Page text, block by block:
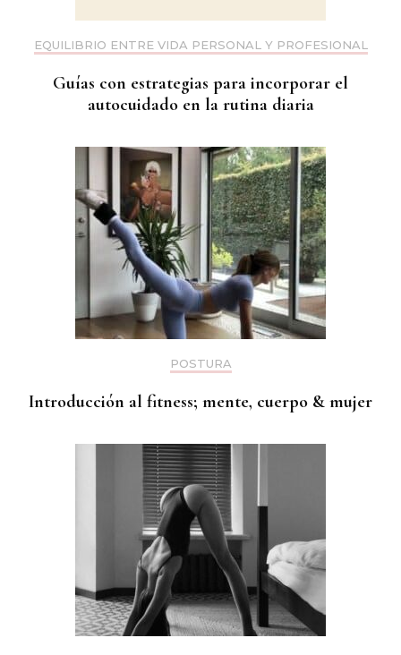
EQUILIBRIO ENTRE VIDA PERSONAL Y PROFESIONAL
Guías con estrategias para incorporar el
autocuidado en la rutina diaria
POSTURA
Introducción al fitness; mente, cuerpo & mujer